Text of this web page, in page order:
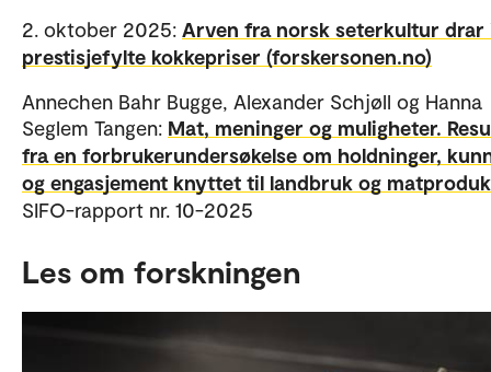
2. oktober 2025: Arven fra norsk seter­kultur drar
prestisjefylte kokkepriser (forskersonen.no)
Annechen Bahr Bugge, Alexander Schjøll og Hanna
Seglem Tangen: Mat, meninger og muligheter.
fra en forbrukerundersøkelse om holdninger,
og engasjement knyttet til landbruk og
SIFO-rapport nr. 10-2025
Les om forskningen